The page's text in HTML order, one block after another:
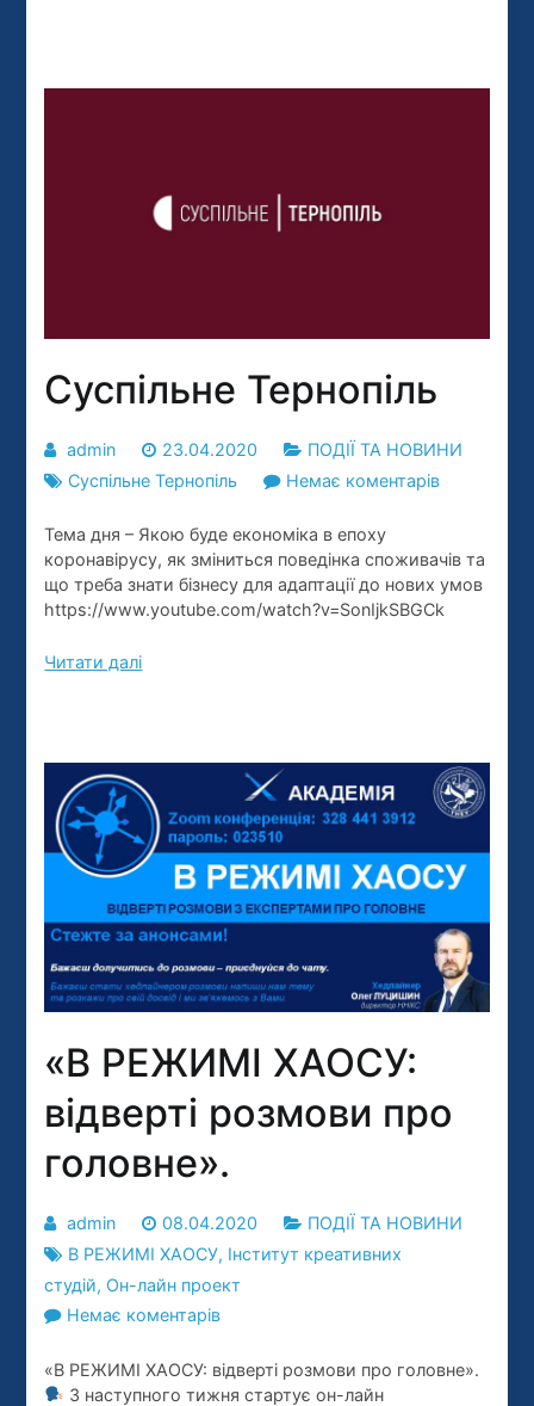
Суспільне Тернопіль
admin 23.04.2020
ПОДІЇ ТА НОВИНИ
Суспільне Тернопіль
Немає коментарівдо
Тема дня – Якою буде економіка в епоху
коронавірусу, як зміниться поведінка споживачів та
що треба знати бізнесу для адаптації до нових умов
https://www.youtube.com/watch?v=SonIjkSBGCk
Читати далі
«В РЕЖИМІ ХАОСУ:
відверті розмови про
головне».
admin 08.04.2020
ПОДІЇ ТА НОВИНИ
В РЕЖИМІ ХАОСУ, Інститут креативних
студій, Он-лайн проект
Немає коментарівдо
РЕЖИМІ
«В РЕЖИМІ ХАОСУ: відверті розмови про головне».
З наступного тижня стартує он-лайн